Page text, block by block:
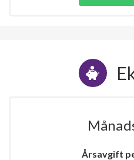
Årsavgift